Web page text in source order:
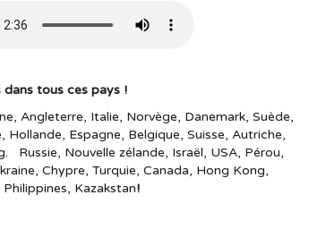
dans tous ces pays !
Angleterre, Italie, Norvège, Danemark, Suède,
Hollande, Espagne, Belgique, Suisse, Autriche,
Russie, Nouvelle zélande, Israël, USA, Pérou,
Chypre, Turquie, Canada, Hong Kong,
Kazakstan!